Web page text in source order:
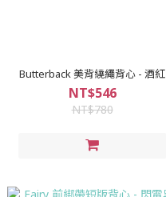
Butterback 美背繞繩背心 - 酒紅
NT$546
NT$780